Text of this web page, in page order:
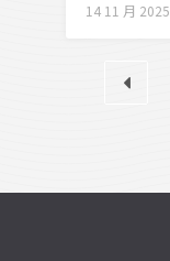
14 11 月 2025